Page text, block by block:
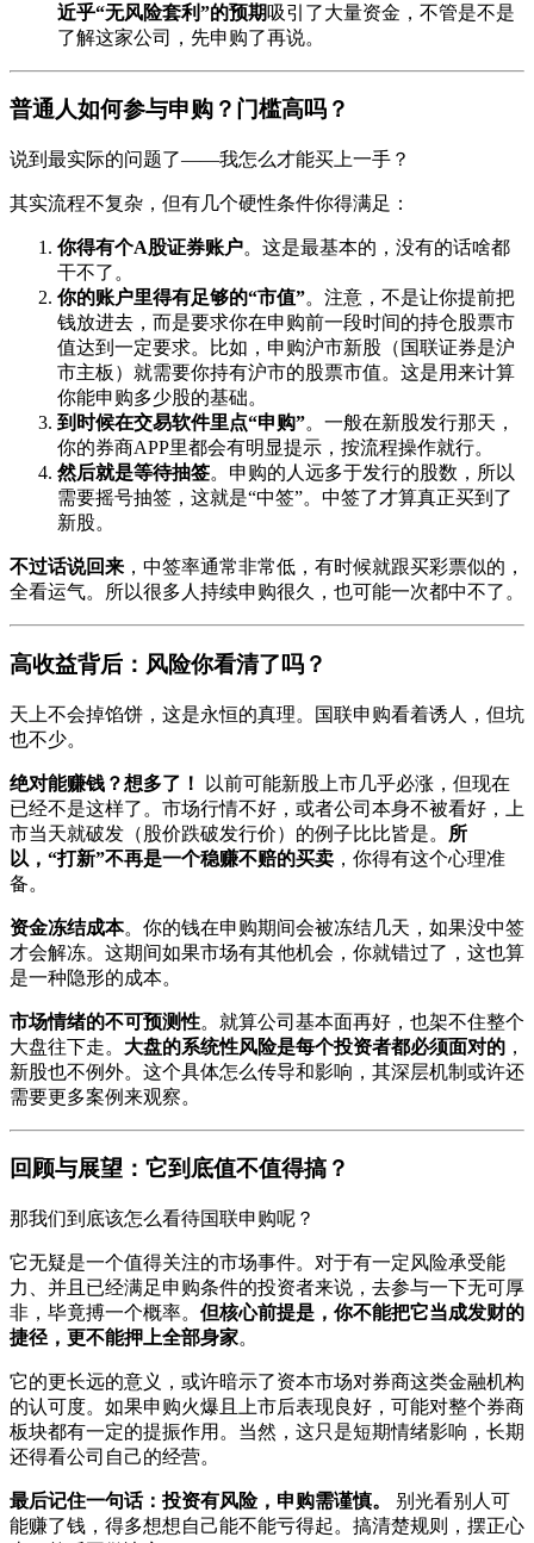
近乎“无风险套利”的预期吸引了大量资金，不管是不是
了解这家公司，先申购了再说。
普通人如何参与申购？门槛高吗？
说到最实际的问题了——我怎么才能买上一手？
其实流程不复杂，但有几个硬性条件你得满足：
你得有个A股证券账户。这是最基本的，没有的话啥都
干不了。
你的账户里得有足够的“市值”。注意，不是让你提前把
钱放进去，而是要求你在申购前一段时间的持仓股票市
值达到一定要求。比如，申购沪市新股（国联证券是沪
市主板）就需要你持有沪市的股票市值。这是用来计算
你能申购多少股的基础。
到时候在交易软件里点“申购”。一般在新股发行那天，
你的券商APP里都会有明显提示，按流程操作就行。
然后就是等待抽签。申购的人远多于发行的股数，所以
需要摇号抽签，这就是“中签”。中签了才算真正买到了
新股。
不过话说回来 ，中签率通常非常低，有时候就跟买彩票似的，
全看运气。所以很多人持续申购很久，也可能一次都中不了。
高收益背后：风险你看清了吗？
天上不会掉馅饼，这是永恒的真理。国联申购看着诱人，但坑
也不少。
绝对能赚钱？想多了！
以前可能新股上市几乎必涨，但现在
已经不是这样了。市场行情不好，或者公司本身不被看好，上
市当天就破发（股价跌破发行价）的例子比比皆是。 所
以，“打新”不再是一个稳赚不赔的买卖 ，你得有这个心理准
备。
资金冻结成本。你的钱在申购期间会被冻结几天，如果没中签
才会解冻。这期间如果市场有其他机会，你就错过了，这也算
是一种隐形的成本。
市场情绪的不可预测性。就算公司基本面再好，也架不住整个
大盘往下走。 大盘的系统性风险是每个投资者都必须面对的 ，
新股也不例外。这个具体怎么传导和影响，其深层机制或许还
需要更多案例来观察。
回顾与展望：它到底值不值得搞？
那我们到底该怎么看待国联申购呢？
它无疑是一个值得关注的市场事件。对于有一定风险承受能
力、并且已经满足申购条件的投资者来说，去参与一下无可厚
非，毕竟搏一个概率。 但核心前提是，你不能把它当成发财的
捷径，更不能押上全部身家。
它的更长远的意义，或许暗示了资本市场对券商这类金融机构
的认可度。如果申购火爆且上市后表现良好，可能对整个券商
板块都有一定的提振作用。当然，这只是短期情绪影响，长期
还得看公司自己的经营。
最后记住一句话：投资有风险，申购需谨慎。
别光看别人可
能赚了钱，得多想想自己能不能亏得起。搞清楚规则，摆正心